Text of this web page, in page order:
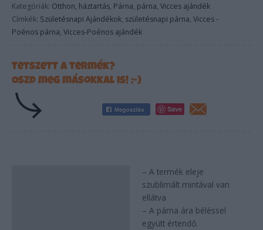
Kategóriák: Otthon, háztartás, Párna, párna, Vicces ajándék
Címkék: Születésnapi Ajándékok, születésnapi párna, Vicces -
Poénos párna, Vicces-Poénos ajándék
Tetszett a termék?
Oszd meg másokkal is! ;-)
Save
– A termék eleje
szublimált mintával van
ellátva
– A párna ára béléssel
együtt értendő.